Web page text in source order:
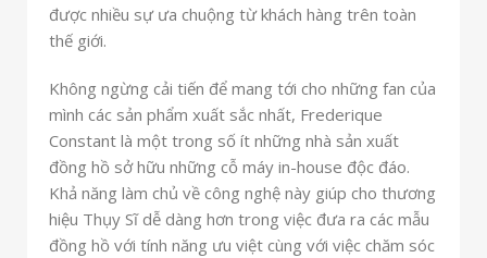
được nhiều sự ưa chuộng từ khách hàng trên toàn
thế giới.
Không ngừng cải tiến để mang tới cho những fan của
mình các sản phẩm xuất sắc nhất, Frederique
Constant là một trong số ít những nhà sản xuất
đồng hồ sở hữu những cỗ máy in-house độc đáo.
Khả năng làm chủ về công nghệ này giúp cho thương
hiệu Thụy Sĩ dễ dàng hơn trong việc đưa ra các mẫu
đồng hồ với tính năng ưu việt cùng với việc chăm sóc